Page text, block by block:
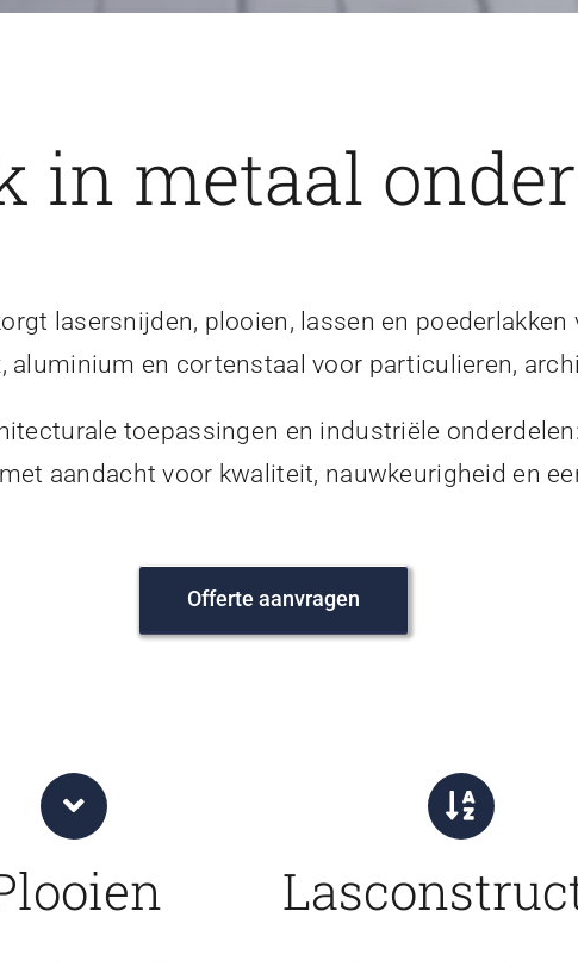
in metaal
lasersnijden, plooien, lassen en
aluminium en cortenstaal voor particulieren,
toepassingen en industriële
aandacht voor kwaliteit, nauwkeurigheid en
Offerte aanvragen